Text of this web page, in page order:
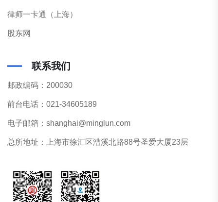
律师一卡通（上海）
股东网
联系我们
邮政编码：200030
前台电话：021-34605189
电子邮箱：shanghai@minglun.com
总所地址：上海市徐汇区漕溪北路88号圣爱大厦23层